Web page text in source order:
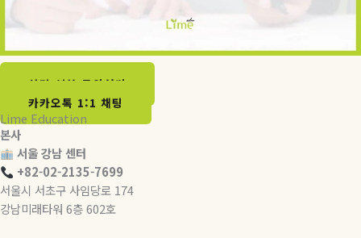
상담 신청 문의하기​
카카오톡 1:1 채팅
Lime Education
본사
서울 강남 센터
+82-02-2135-7699
서울시 서초구 사임당로 174
강남미래타워 6층 602호